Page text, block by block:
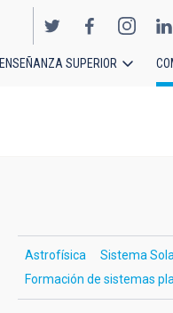
ENSEÑANZA SUPERIOR
Astrofísica
Sistema
Formación de sistemas